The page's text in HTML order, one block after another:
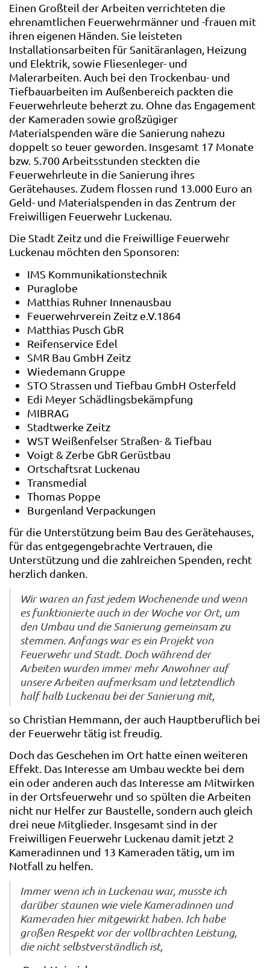
Einen Großteil der Arbeiten verrichteten die
ehrenamtlichen Feuerwehrmänner und -frauen mit
ihren eigenen Händen. Sie leisteten
Installationsarbeiten für Sanitäranlagen, Heizung
und Elektrik, sowie Fliesenleger- und
Malerarbeiten. Auch bei den Trockenbau- und
Tiefbauarbeiten im Außenbereich packten die
Feuerwehrleute beherzt zu. Ohne das Engagement
der Kameraden sowie großzügiger
Materialspenden wäre die Sanierung nahezu
doppelt so teuer geworden. Insgesamt 17 Monate
bzw. 5.700 Arbeitsstunden steckten die
Feuerwehrleute in die Sanierung ihres
Gerätehauses. Zudem flossen rund 13.000 Euro an
Geld- und Materialspenden in das Zentrum der
Freiwilligen Feuerwehr Luckenau.
Die Stadt Zeitz und die Freiwillige Feuerwehr
Luckenau möchten den Sponsoren:
IMS Kommunikationstechnik
Puraglobe
Matthias Ruhner Innenausbau
Feuerwehrverein Zeitz e.V.1864
Matthias Pusch GbR
Reifenservice Edel
SMR Bau GmbH Zeitz
Wiedemann Gruppe
STO Strassen und Tiefbau GmbH Osterfeld
Edi Meyer Schädlingsbekämpfung
MIBRAG
Stadtwerke Zeitz
WST Weißenfelser Straßen- & Tiefbau
Voigt & Zerbe GbR Gerüstbau
Ortschaftsrat Luckenau
Transmedial
Thomas Poppe
Burgenland Verpackungen
für die Unterstützung beim Bau des Gerätehauses,
für das entgegengebrachte Vertrauen, die
Unterstützung und die zahlreichen Spenden, recht
herzlich danken.
Wir waren an fast jedem Wochenende und wenn
es funktionierte auch in der Woche vor Ort, um
den Umbau und die Sanierung gemeinsam zu
stemmen. Anfangs war es ein Projekt von
Feuerwehr und Stadt. Doch während der
Arbeiten wurden immer mehr Anwohner auf
unsere Arbeiten aufmerksam und letztendlich
half halb Luckenau bei der Sanierung mit,
so Christian Hemmann, der auch Hauptberuflich bei
der Feuerwehr tätig ist freudig.
Doch das Geschehen im Ort hatte einen weiteren
Effekt. Das Interesse am Umbau weckte bei dem
ein oder anderen auch das Interesse am Mitwirken
in der Ortsfeuerwehr und so spülten die Arbeiten
nicht nur Helfer zur Baustelle, sondern auch gleich
drei neue Mitglieder. Insgesamt sind in der
Freiwilligen Feuerwehr Luckenau damit jetzt 2
Kameradinnen und 13 Kameraden tätig, um im
Notfall zu helfen.
Immer wenn ich in Luckenau war, musste ich
darüber staunen wie viele Kameradinnen und
Kameraden hier mitgewirkt haben. Ich habe
großen Respekt vor der vollbrachten Leistung,
die nicht selbstverständlich ist,